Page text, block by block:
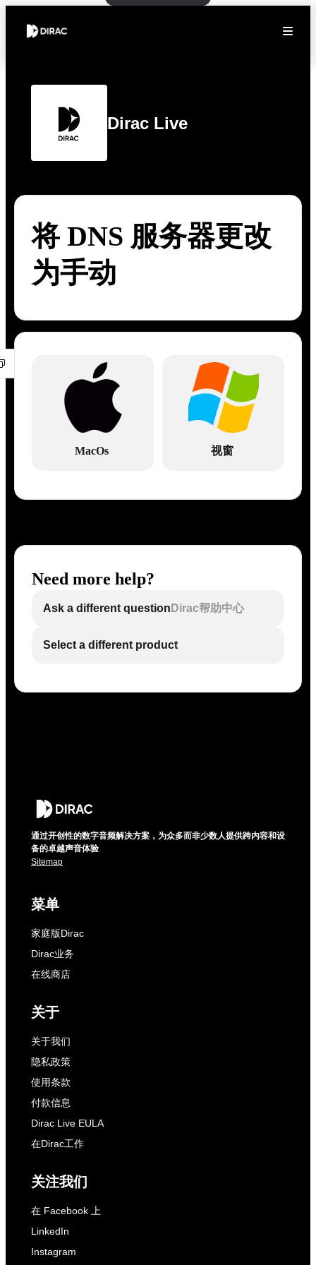
Dirac Live
将 DNS 服务器更改
为手动
MacOs 视窗
Need more help?
Ask a different question Dirac帮助中心
Select a different product
通过开创性的数字音频解决方案，为众多而非少数人提供跨内容和设
备的卓越声音体验
Sitemap
菜单
家庭版Dirac
Dirac业务
在线商店
关于
关于我们
隐私政策
使用条款
付款信息
Dirac Live EULA
在Dirac工作
关注我们
在 Facebook 上
LinkedIn
Instagram